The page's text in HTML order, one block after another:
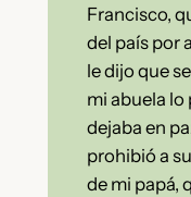
Francisco,
del país por
le dijo que
mi abuela lo
dejaba en
prohibió a
de mi papá,